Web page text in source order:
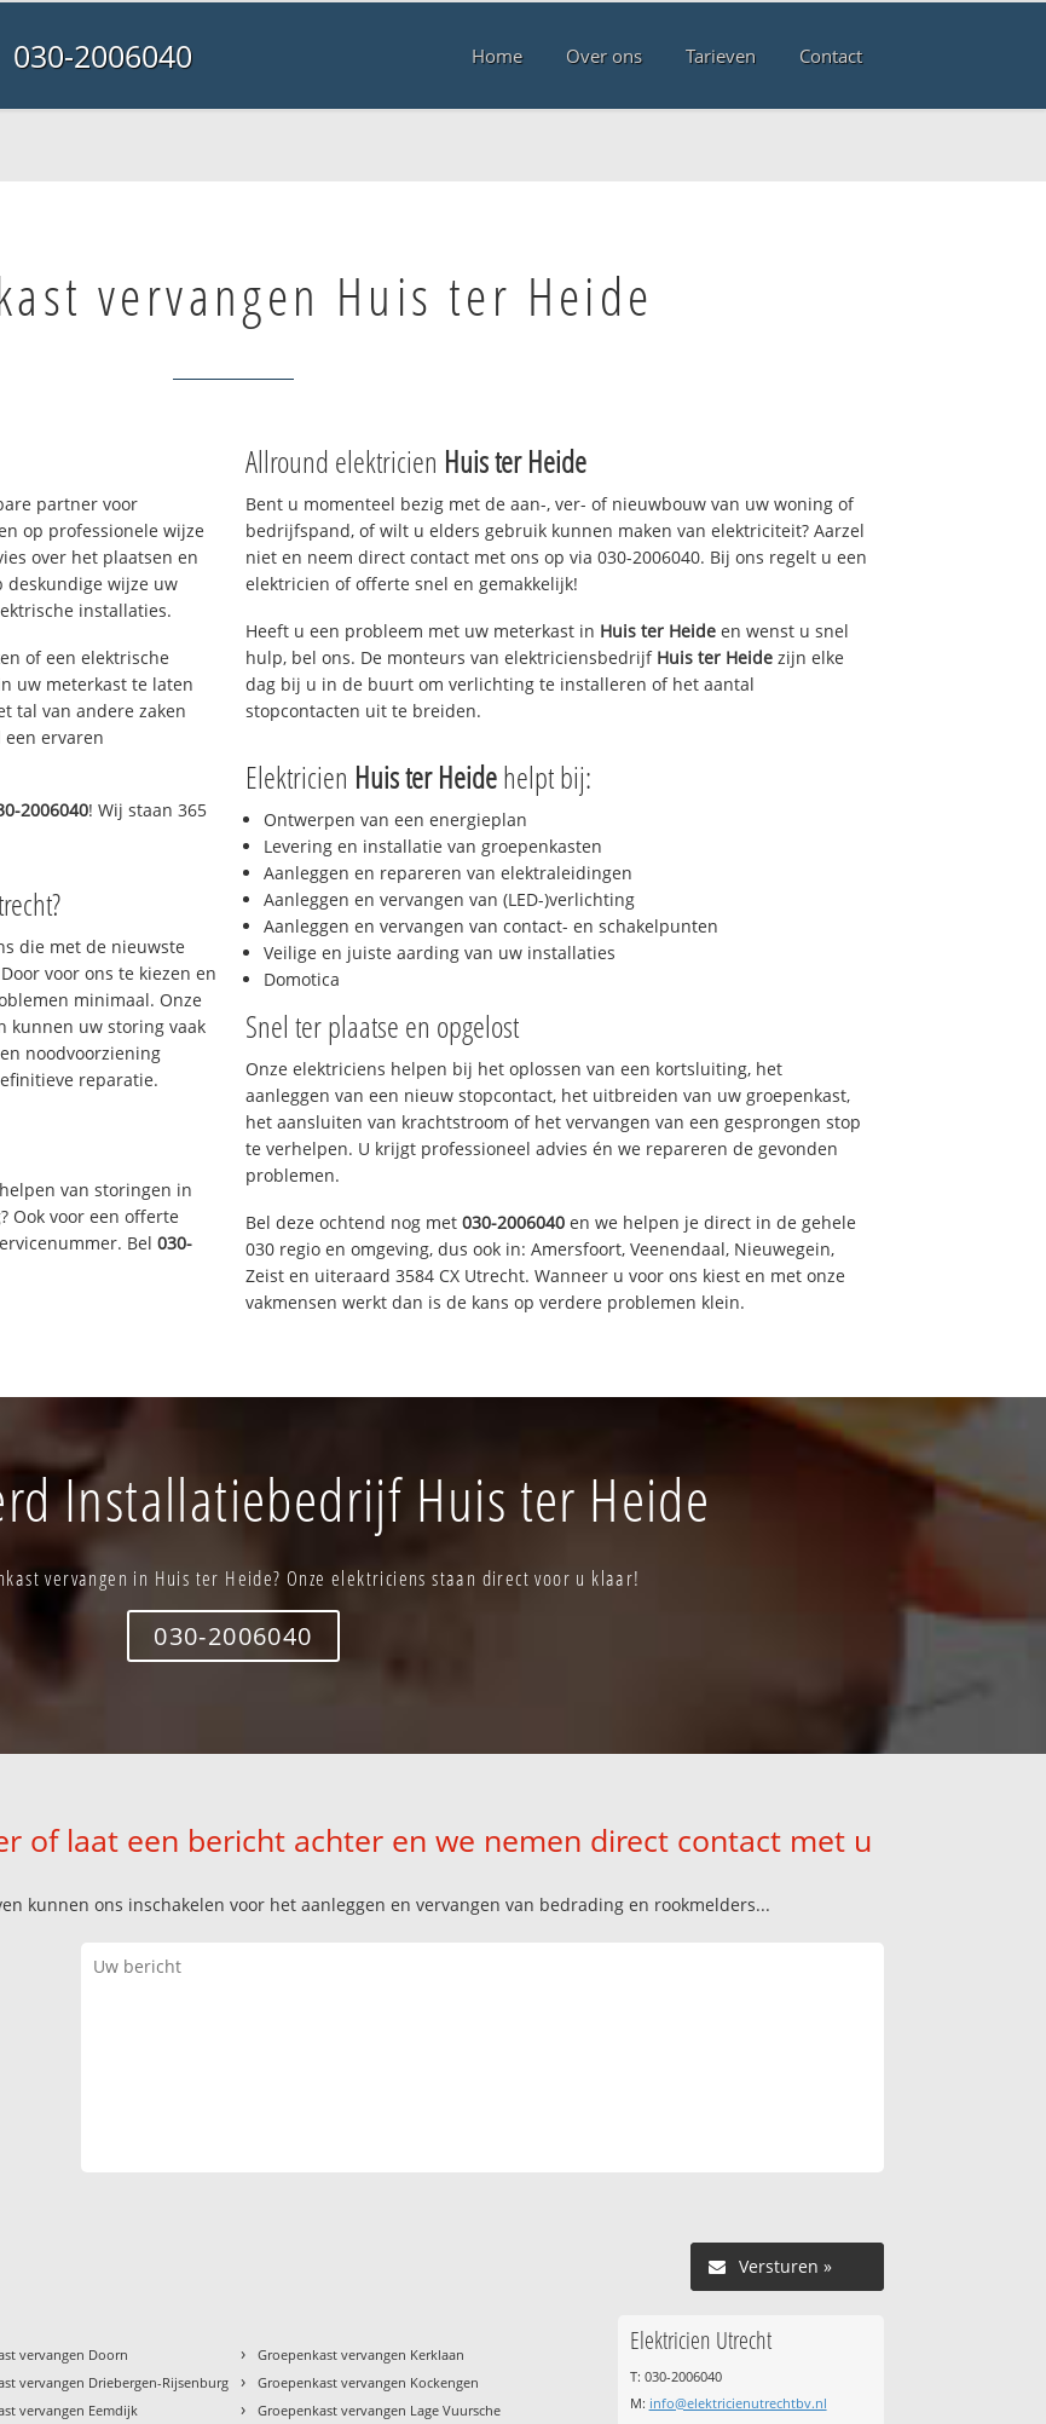
030-2006040 Home Over ons Tarieven Contact
vervangen Huis ter Heide
partner voor
op professionele wijze
over het plaatsen en
deskundige wijze uw
installaties.
of een elektrische
uw meterkast te laten
tal van andere zaken
ervaren
2006040! Wij staan 365
die met de nieuwste
voor ons te kiezen en
minimaal. Onze
kunnen uw storing vaak
noodvoorziening
reparatie.
van storingen in
Ook voor een offerte
Bel030-
Allround elektricien Huis ter Heide
Bent u momenteel bezig met de aan-, ver- of nieuwbouw van uw woning of
bedrijfspand, of wilt u elders gebruik kunnen maken van elektriciteit? Aarzel
niet en neem direct contact met ons op via 030-2006040. Bij ons regelt u een
elektricien of offerte snel en gemakkelijk!
Heeft u een probleem met uw meterkast in Huis ter Heide en wenst u snel
hulp, bel ons. De monteurs van elektriciensbedrijf Huis ter Heide zijn elke
dag bij u in de buurt om verlichting te installeren of het aantal
stopcontacten uit te breiden.
Elektricien Huis ter Heidehelpt bij:
Ontwerpen van een energieplan
Levering en installatie van groepenkasten
Aanleggen en repareren van elektraleidingen
Aanleggen en vervangen van (LED-)verlichting
Aanleggen en vervangen van contact- en schakelpunten
Veilige en juiste aarding van uw installaties
Domotica
Snel ter plaatse en opgelost
Onze elektriciens helpen bij het oplossen van een kortsluiting, het
aanleggen van een nieuw stopcontact, het uitbreiden van uw groepenkast,
het aansluiten van krachtstroom of het vervangen van een gesprongen stop
te verhelpen. U krijgt professioneel advies én we repareren de gevonden
problemen.
Bel deze ochtend nog met 030-2006040 en we helpen je direct in de gehele
030 regio en omgeving, dus ook in: Amersfoort, Veenendaal, Nieuwegein,
Zeist en uiteraard 3584 CX Utrecht. Wanneer u voor ons kiest en met onze
vakmensen werkt dan is de kans op verdere problemen klein.
Installatiebedrijf Huis ter Heide
vervangen in Huis ter Heide? Onze elektriciens staan direct voor u klaar!
030-2006040
of laat een bericht achter en we nemen direct contact met u
kunnen ons inschakelen voor het aanleggen en vervangen van bedrading en rookmelders...
Versturen »
vervangen Doorn
vervangen Driebergen-Rijsenburg
vervangen Eemdijk
› Groepenkast vervangen Kerklaan
› Groepenkast vervangen Kockengen
› Groepenkast vervangen Lage Vuursche
Elektricien Utrecht
T: 030-2006040
M: info@elektricienutrechtbv.nl